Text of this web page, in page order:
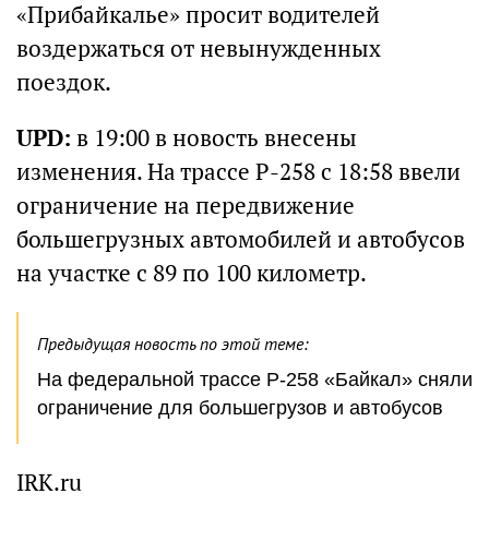
«Прибайкалье» просит водителей
воздержаться от невынужденных
поездок.
UPD: в 19:00 в новость внесены
изменения. На трассе Р-258 с 18:58 ввели
ограничение на передвижение
большегрузных автомобилей и автобусов
на участке с 89 по 100 километр.
Предыдущая новость по этой теме:
На федеральной трассе Р-258 «Байкал» сняли
ограничение для большегрузов и автобусов
IRK.ru